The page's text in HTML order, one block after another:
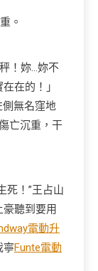
。
！妳…妳不
在的！」
側無名窪地
亡沉重，干
！”王占山
聽到要用
電動升
寧Funte電動